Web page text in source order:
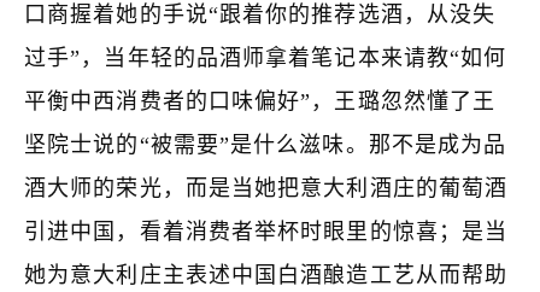
口商握着她的手说“跟着你的推荐选酒，从没失
过手”，当年轻的品酒师拿着笔记本来请教“如何
平衡中西消费者的口味偏好”，王璐忽然懂了王
坚院士说的“被需要”是什么滋味。那不是成为品
酒大师的荣光，而是当她把意大利酒庄的葡萄酒
引进中国，看着消费者举杯时眼里的惊喜；是当
她为意大利庄主表述中国白酒酿造工艺从而帮助